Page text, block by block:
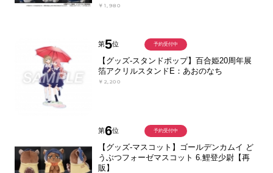
￥1,980
第5位
【グッズ-スタンドポップ】百合姫20周年展
箔アクリルスタンドE：あおのなち
￥2,200
予約受付中
第6位
【グッズ-マスコット】ゴールデンカムイ ど
うぶつフォーゼマスコット 6.鯉登少尉【再
販】
予約受付中